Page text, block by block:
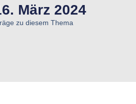
März 2024
zu diesem Thema